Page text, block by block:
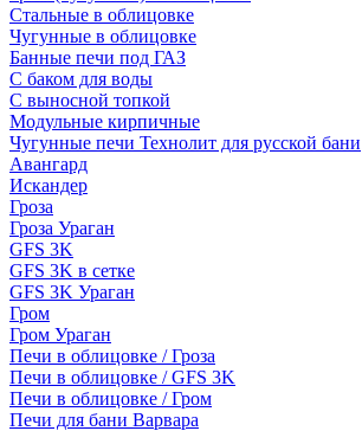
Стальные в облицовке
Чугунные в облицовке
Банные печи под ГАЗ
С баком для воды
С выносной топкой
Модульные кирпичные
Чугунные печи Технолит для русской бани
Авангард
Искандер
Гроза
Гроза Ураган
GFS 3K
GFS 3K в сетке
GFS 3K Ураган
Гром
Гром Ураган
Печи в облицовке / Гроза
Печи в облицовке / GFS 3K
Печи в облицовке / Гром
Печи для бани Варвара